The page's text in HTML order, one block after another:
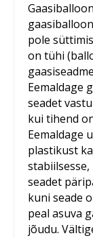
pole
on tühi
Eemaldage
seadet
kui tihend
Eemaldage
plastikust
stabiilsesse,
seadet
kuni seade
peal asuva
jõudu.